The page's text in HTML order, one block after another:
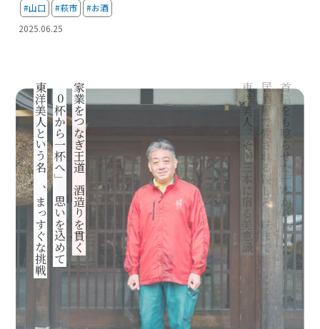
#山口 #萩市
#お酒
2025.06.25
家業をつなぎ王道の酒造りを貫く
「0杯から一杯へ」の思いを込めて
東洋美人という名の、まっすぐな挑戦 首脳をも唸らせた一本から
居酒屋で愛される親しみの味まで
東洋美人、その三本に宿る美意識